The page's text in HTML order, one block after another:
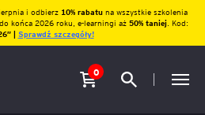
i odbierz10% rabatu na wszystkie szkolenia
końca 2026 roku, e-learningi aż 50% taniej. Kod:
| Sprawdź szczegóły!
0